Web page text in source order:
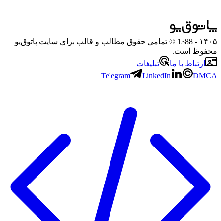
۱۴۰۵
- 1388 © تمامی حقوق مطالب و قالب برای سایت پاتوق‌یو
محفوظ است.
ارتباط با ما
تبلیغات
Telegram
LinkedIn DMCA